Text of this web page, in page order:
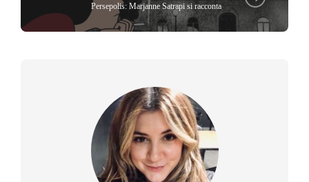
Persepolis: Marjanne Satrapi si racconta